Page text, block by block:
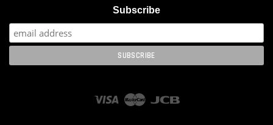
Subscribe
Visa Master